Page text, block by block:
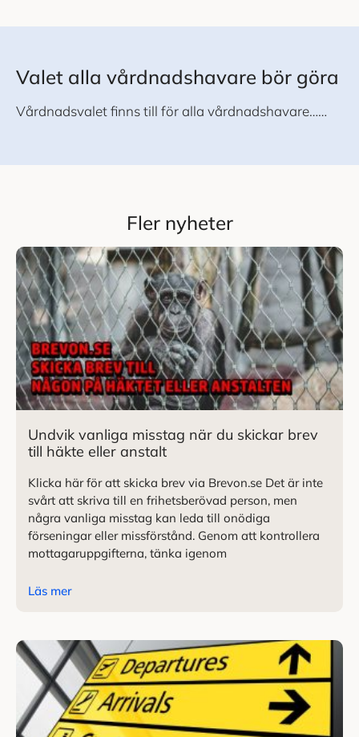
Valet alla vårdnadshavare bör göra
Vårdnadsvalet finns till för alla vårdnadshavare……
Fler nyheter
Undvik vanliga misstag när du skickar brev
till häkte eller anstalt
Klicka här för att skicka brev via Brevon.se Det är inte
svårt att skriva till en frihetsberövad person, men
några vanliga misstag kan leda till onödiga
förseningar eller missförstånd. Genom att kontrollera
mottagaruppgifterna, tänka igenom
Läs mer